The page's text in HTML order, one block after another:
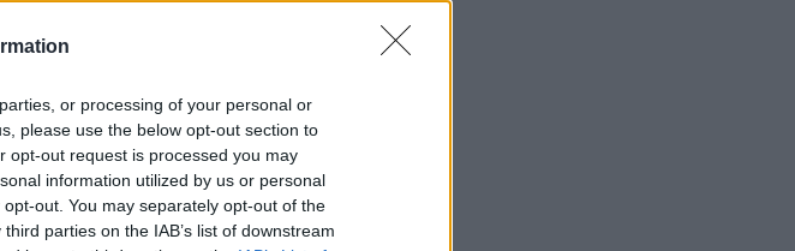
or processing of your personal or
please use the below opt-out section to
opt-out request is processed you may
information utilized by us or personal
out. You may separately opt-out of the
parties on the IAB’s list of downstream